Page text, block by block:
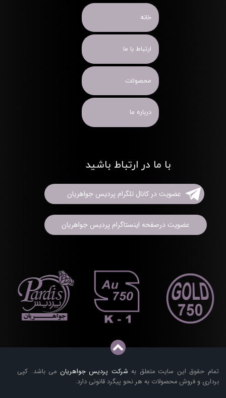
تمام حقوق این سایت متعلق به شرکت پردیس جواهریان می باشد. کپی
برداری و فروش محصولات به هر نحو پیگرد قانونی دارد.
خانه
ارتباط با ما
محصولات
درباره ما
با ما در ارتباط باشید
عضویت در کانال تلگرام پردیس جواهریان
عضویت درصفحه اینستاگرام پردیس جواهریان